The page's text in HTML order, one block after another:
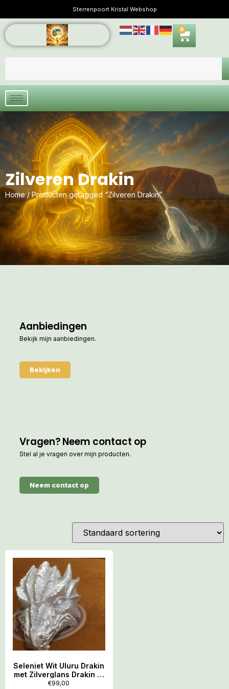
Sterrenpoort Kristal Webshop
0
Zilveren Drakin
Home/ Producten getagged “Zilveren Drakin”
Aanbiedingen
Bekijk mijn aanbiedingen.
Bekijken
Vragen? Neem contact op
Stel al je vragen over mijn producten.
Neem contact op
Seleniet Wit Uluru Drakin
met Zilverglans Drakin in
kunsthars: Fijnbesnaard
€99,00